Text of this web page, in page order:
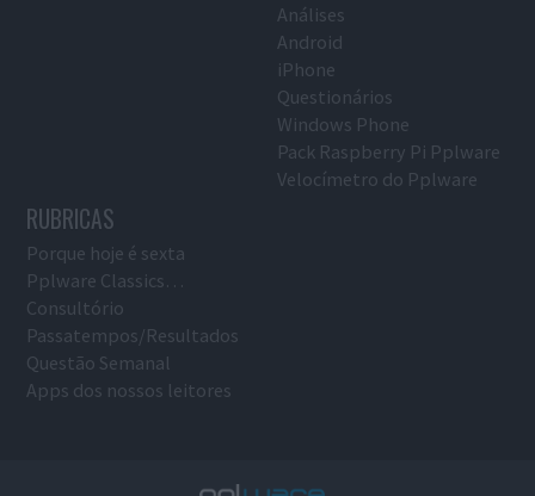
Análises
Android
iPhone
Questionários
Windows Phone
Pack Raspberry Pi Pplware
Velocímetro do Pplware
RUBRICAS
Porque hoje é sexta
Pplware Classics…
Consultório
Passatempos/Resultados
Questão Semanal
Apps dos nossos leitores